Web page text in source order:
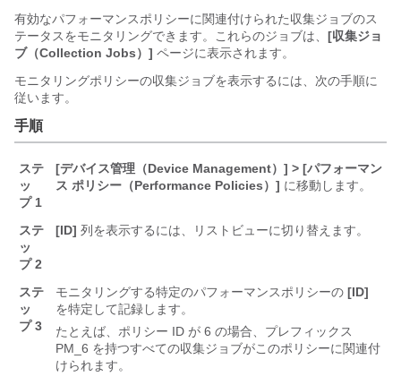
有効なパフォーマンスポリシーに関連付けられた収集ジョブのス
テータスをモニタリングできます。これらのジョブは、 [収集ジョ
ブ（Collection Jobs）] ページに表示されます。
モニタリングポリシーの収集ジョブを表示するには、次の手順に
従います。
手順
ステ
ッ
プ 1
[デバイス管理（Device Management）] > [パフォーマン
ス ポリシー（Performance Policies）] に移動します。
ステ
ッ
プ 2
[ID] 列を表示するには、リストビューに切り替えます。
ステ
ッ
プ 3
モニタリングする特定のパフォーマンスポリシーの [ID]
を特定して記録します。
たとえば、ポリシー ID が 6 の場合、プレフィックス
PM_6 を持つすべての収集ジョブがこのポリシーに関連付
けられます。